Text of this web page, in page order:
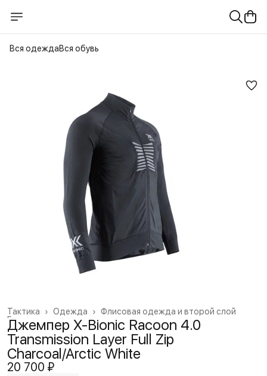
Вся одеждаВся обувь
Флисовая одежда и второй слой
Одежда ›
Тактика
›
Главная
Джемпер X-Bionic Racoon 4.0
Transmission Layer Full Zip
Charcoal/Arctic White
20 700 ₽